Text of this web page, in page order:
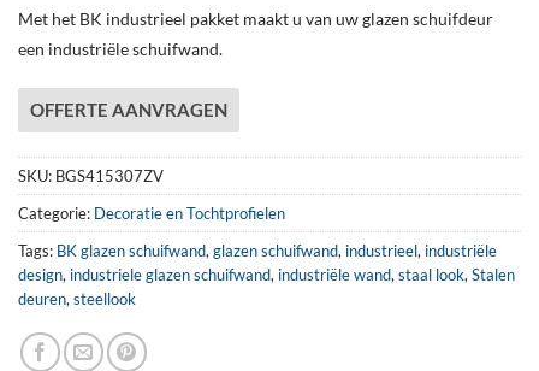
Met het BK industrieel pakket maakt u van uw glazen schuifdeur
een industriële schuifwand.
OFFERTE AANVRAGEN
SKU: BGS415307ZV
Categorie: Decoratie en Tochtprofielen
Tags: BK glazen schuifwand, glazen schuifwand, industrieel, industriële
design, industriele glazen schuifwand, industriële wand, staal look, Stalen
deuren, steellook